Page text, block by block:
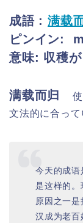
成語 : 满载
ピンイン:
意味: 収穫
满载而归
文法的に合って
今天的成语
是这样的。
原因之一
汉成为老百